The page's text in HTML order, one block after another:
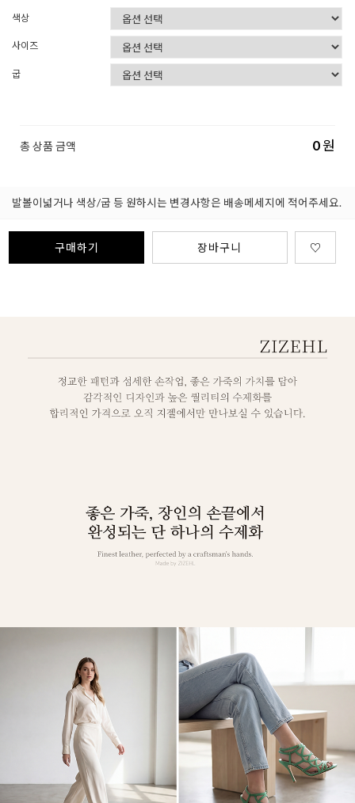
색상
사이즈
굽
총 상품 금액 0원
발볼이넓거나 색상/굽 등 원하시는 변경사항은 배송메세지에 적어주세요.
구매하기 장바구니 ♡